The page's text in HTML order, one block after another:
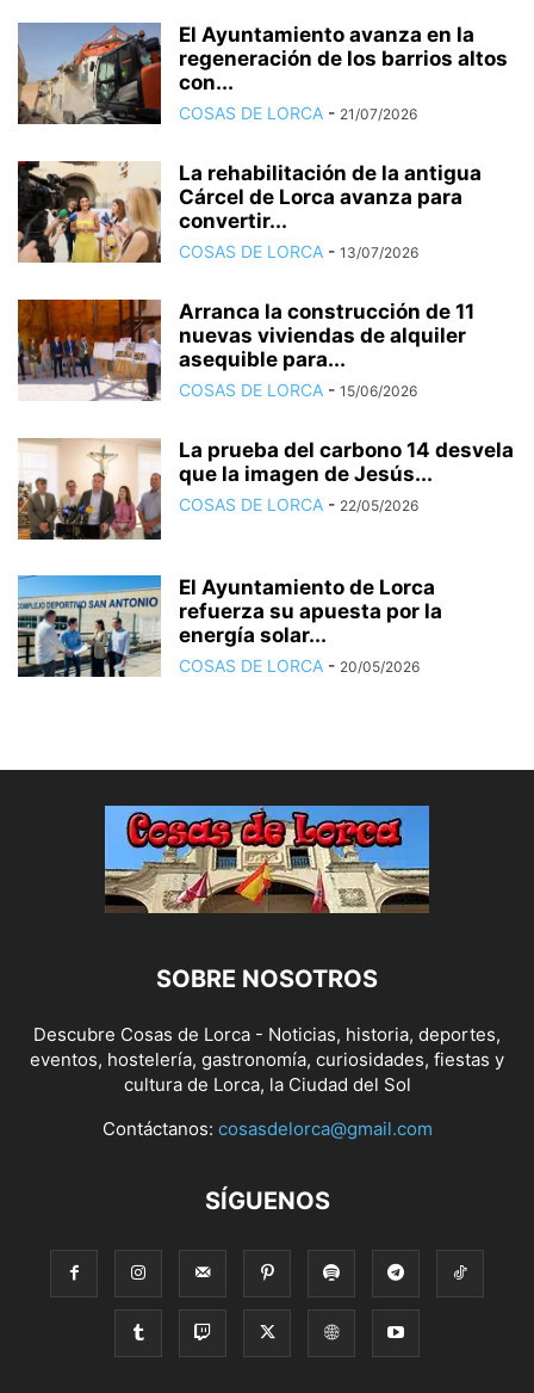
El Ayuntamiento avanza en la
regeneración de los barrios altos
con...
COSAS DE LORCA - 21/07/2026
La rehabilitación de la antigua
Cárcel de Lorca avanza para
convertir...
COSAS DE LORCA - 13/07/2026
Arranca la construcción de 11
nuevas viviendas de alquiler
asequible para...
COSAS DE LORCA - 15/06/2026
La prueba del carbono 14 desvela
que la imagen de Jesús...
COSAS DE LORCA - 22/05/2026
El Ayuntamiento de Lorca
refuerza su apuesta por la
energía solar...
COSAS DE LORCA - 20/05/2026
SOBRE NOSOTROS
Descubre Cosas de Lorca - Noticias, historia, deportes,
eventos, hostelería, gastronomía, curiosidades, fiestas y
cultura de Lorca, la Ciudad del Sol
Contáctanos: cosasdelorca@gmail.com
SÍGUENOS